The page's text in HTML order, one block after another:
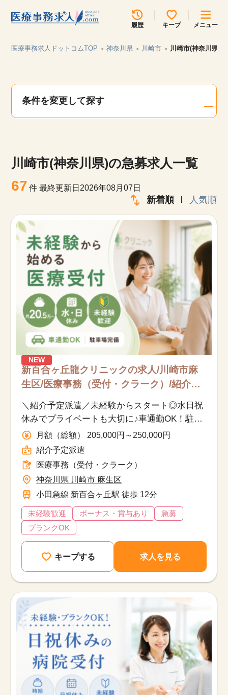
履歴 キープ メニュー
見学会・イベント情報
よくあるご質問
お知らせ
医療事務求人ドットコムとは
サイトの使い方
就職サポート
人材をお探しの医療機関・企業様
運営会社
医療事務求人ドットコムTOP 神奈川県 川崎市 川崎市(神奈川県)
条件を変更して探す
川崎市(神奈川県)の急募求人一覧
67 件最終更新日2026年08月07日
新着順 人気順
NEW
新百合ヶ丘龍クリニックの求人/川崎市麻
生区/医療事務（受付・クラーク）/紹介予
＼紹介予定派遣／未経験からスタート◎水日祝
休みでプライベートも大切に♪車通勤OK！駐車
場完備＊新百合ヶ丘龍クリニック
月額（総額） 205,000円～250,000円
紹介予定派遣
医療事務（受付・クラーク）
神奈川県 川崎市 麻生区
小田急線 新百合ヶ丘駅 徒歩 12分
未経験歓迎 ボーナス・賞与あり
急募
ブランクOK
キープする 求人を見る
所在地のエリアを選択してください
各支店担当よりご連絡させていただきます。
関東
甲信越・北陸 中国・四国